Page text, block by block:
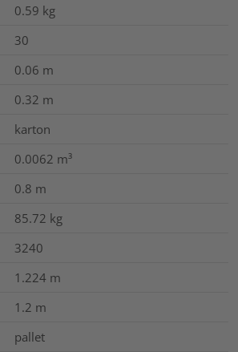
0.59 kg
30
0.06 m
0.32 m
karton
0.0062 m³
0.8 m
85.72 kg
3240
1.224 m
1.2 m
pallet